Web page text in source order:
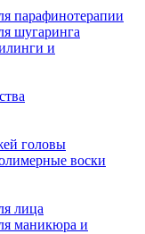
парафинотерапии
шугаринга
и
головы
воски
лица
маникюра и